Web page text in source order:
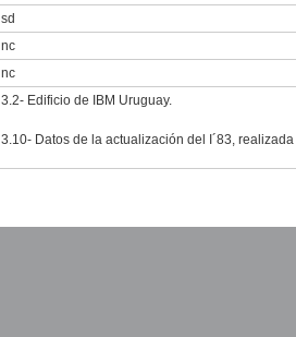
sd
nc
nc
3.2- Edificio de IBM Uruguay.
3.10- Datos de la actualización del I´83,